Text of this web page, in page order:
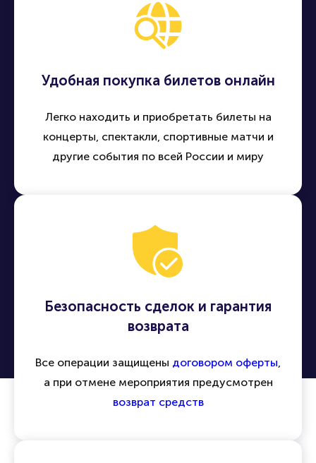
Удобная покупка билетов онлайн
Легко находить и приобретать билеты на
концерты, спектакли, спортивные матчи и
другие события по всей России и миру
Безопасность сделок и гарантия
возврата
Все операции защищены договором оферты,
а при отмене мероприятия предусмотрен
возврат средств